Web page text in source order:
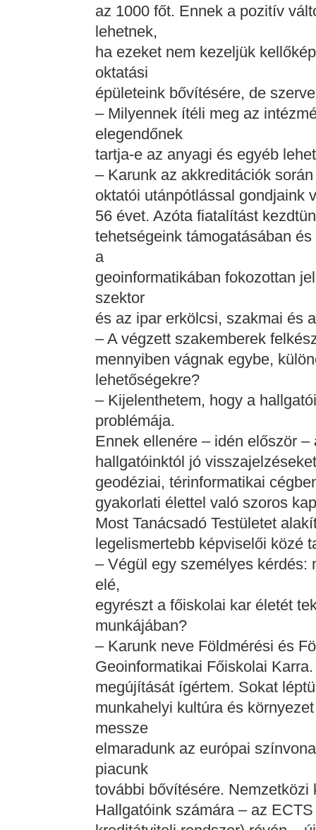
az 1000 főt. Ennek a pozitív
lehetnek,
ha ezeket nem kezeljük
oktatási
épületeink bővítésére, de
– Milyennek ítéli meg az
elegendőnek
tartja-e az anyagi és egyéb
– Karunk az akkreditációk
oktatói utánpótlással gondjaink
56 évet. Azóta fiatalítást
tehetségeink támogatásában
a
geoinformatikában fokozottan
szektor
és az ipar erkölcsi, szakmai és
– A végzett szakemberek
mennyiben vágnak egybe,
lehetőségekre?
– Kijelenthetem, hogy a
problémája.
Ennek ellenére – idén először
hallgatóinktól jó
geodéziai, térinformatikai
gyakorlati élettel való szoros
Most Tanácsadó Testületet
legelismertebb képviselői közé
– Végül egy személyes kérdés:
elé,
egyrészt a főiskolai kar életét
munkájában?
– Karunk neve Földmérési és
Geoinformatikai Főiskolai
megújítását ígértem. Sokat
munkahelyi kultúra és
messze
elmaradunk az európai
piacunk
további bővítésére.
Hallgatóink számára – az